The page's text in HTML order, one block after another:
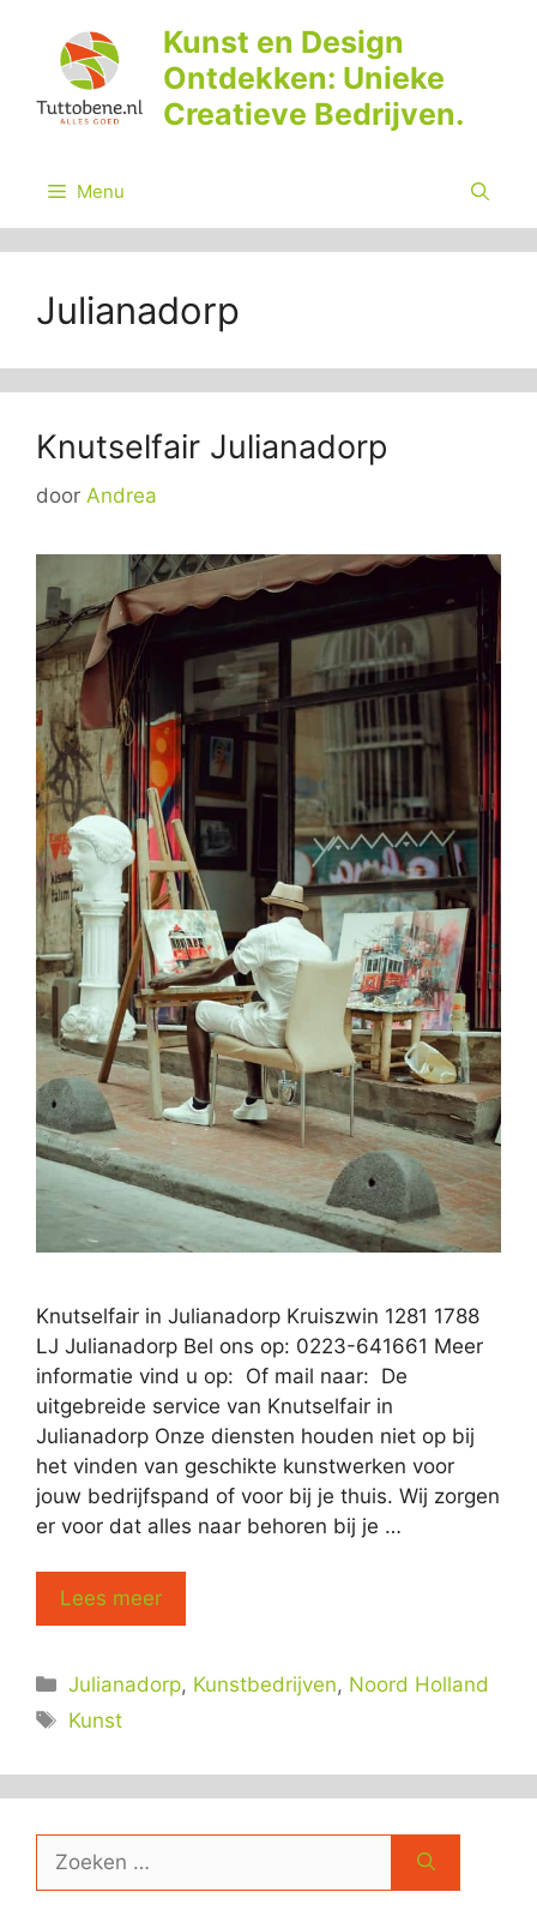
inhoud
Kunst en Design
Ontdekken: Unieke
Creatieve Bedrijven.
Menu
Julianadorp
Knutselfair Julianadorp
door Andrea
Knutselfair in Julianadorp Kruiszwin 1281 1788
LJ Julianadorp Bel ons op: 0223-641661 Meer
informatie vind u op: Of mail naar: De
uitgebreide service van Knutselfair in
Julianadorp Onze diensten houden niet op bij
het vinden van geschikte kunstwerken voor
jouw bedrijfspand of voor bij je thuis. Wij zorgen
er voor dat alles naar behoren bij je …
Lees meer
Categorieën
Julianadorp, Kunstbedrijven, Noord Holland
Tags
Kunst
Zoek